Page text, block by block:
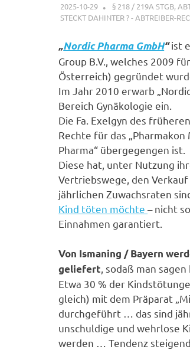
2025-10-29 XX
§ 218 / 219A STGB,
STECKT DAHINTER ? - ABTREIBER-
„Nordic Pharma GmbH“ist
Group B.V., welches 2009
Österreich) gegründet
Im Jahr 2010 erwarb
Bereich Gynäkologie ein.
Die Fa. Exelgyn des
Rechte für das
Pharma“ übergegengen ist.
Diese hat, unter Nutzung
Vertriebswege, den
jährlichen Zuwachsraten
Kind töten möchte– nicht
Einnahmen garantiert.
Von Ismaning / Bayern
geliefert , sodaß man sagen
Etwa 30 % der
gleich) mit dem Präparat
durchgeführt … das sind
unschuldige und wehrlose
werden … Tendenz steigend.